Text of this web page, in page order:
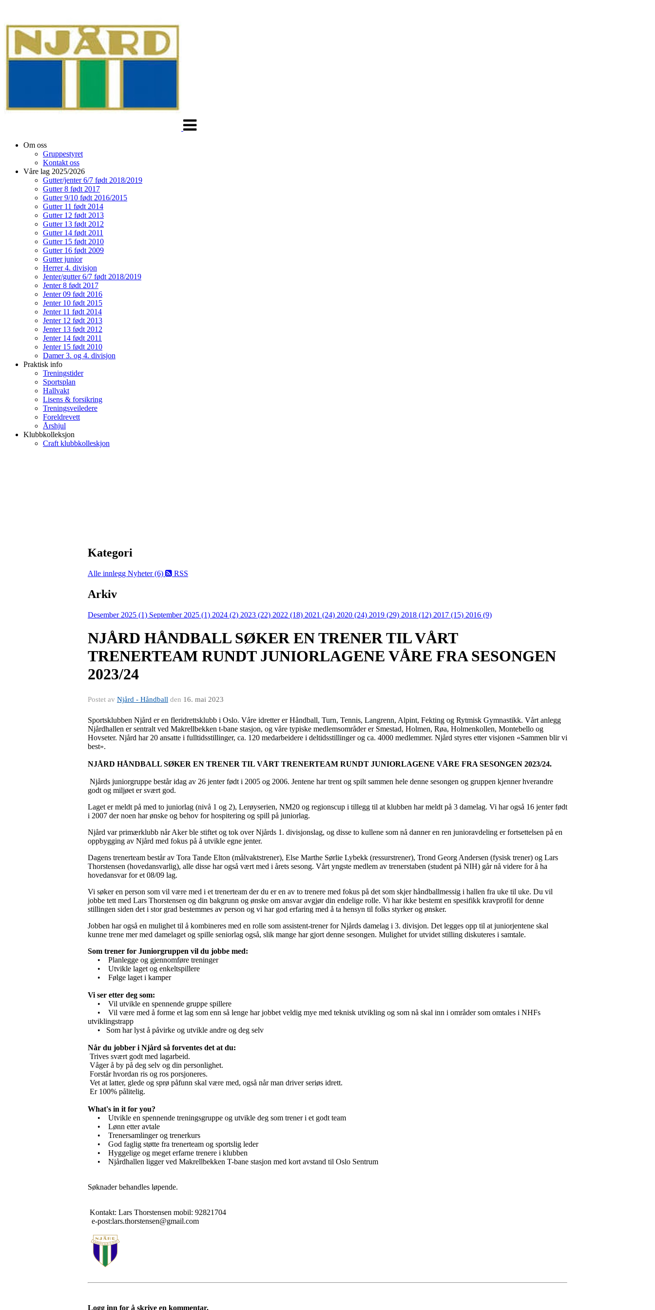
Om oss
Gruppestyret
Kontakt oss
Våre lag 2025/2026
Gutter/jenter 6/7 født 2018/2019
Gutter 8 født 2017
Gutter 9/10 født 2016/2015
Gutter 11 født 2014
Gutter 12 født 2013
Gutter 13 født 2012
Gutter 14 født 2011
Gutter 15 født 2010
Gutter 16 født 2009
Gutter junior
Herrer 4. divisjon
Jenter/gutter 6/7 født 2018/2019
Jenter 8 født 2017
Jenter 09 født 2016
Jenter 10 født 2015
Jenter 11 født 2014
Jenter 12 født 2013
Jenter 13 født 2012
Jenter 14 født 2011
Jenter 15 født 2010
Damer 3. og 4. divisjon
Praktisk info
Treningstider
Sportsplan
Hallvakt
Lisens & forsikring
Treningsveiledere
Foreldrevett
Årshjul
Klubbkolleksjon
Craft klubbkolleskjon
Kategori
Alle innlegg Nyheter (6) RSS
Arkiv
Desember 2025 (1) September 2025 (1) 2024 (2) 2023 (22) 2022 (18) 2021 (24) 2020 (24) 2019 (29) 2018 (12) 2017 (15) 2016 (9)
NJÅRD HÅNDBALL SØKER EN TRENER TIL VÅRT
TRENERTEAM RUNDT JUNIORLAGENE VÅRE FRA SESONGEN
2023/24
Postet av Njård - Håndball den 16. mai 2023
Sportsklubben Njård er en fleridrettsklubb i Oslo. Våre idretter er Håndball, Turn, Tennis, Langrenn, Alpint, Fekting og Rytmisk Gymnastikk. Vårt anlegg
Njårdhallen er sentralt ved Makrellbekken t-bane stasjon, og våre typiske medlemsområder er Smestad, Holmen, Røa, Holmenkollen, Montebello og
Hovseter. Njård har 20 ansatte i fulltidsstillinger, ca. 120 medarbeidere i deltidsstillinger og ca. 4000 medlemmer. Njård styres etter visjonen «Sammen blir vi
best».
NJÅRD HÅNDBALL SØKER EN TRENER TIL VÅRT TRENERTEAM RUNDT JUNIORLAGENE VÅRE FRA SESONGEN 2023/24.
Njårds juniorgruppe består idag av 26 jenter født i 2005 og 2006. Jentene har trent og spilt sammen hele denne sesongen og gruppen kjenner hverandre
godt og miljøet er svært god.
Laget er meldt på med to juniorlag (nivå 1 og 2), Lerøyserien, NM20 og regionscup i tillegg til at klubben har meldt på 3 damelag. Vi har også 16 jenter født
i 2007 der noen har ønske og behov for hospitering og spill på juniorlag.
Njård var primærklubb når Aker ble stiftet og tok over Njårds 1. divisjonslag, og disse to kullene som nå danner en ren junioravdeling er fortsettelsen på en
oppbygging av Njård med fokus på å utvikle egne jenter.
Dagens trenerteam består av Tora Tande Elton (målvaktstrener), Else Marthe Sørlie Lybekk (ressurstrener), Trond Georg Andersen (fysisk trener) og Lars
Thorstensen (hovedansvarlig), alle disse har også vært med i årets sesong. Vårt yngste medlem av trenerstaben (student på NIH) går nå videre for å ha
hovedansvar for et 08/09 lag.
Vi søker en person som vil være med i et trenerteam der du er en av to trenere med fokus på det som skjer håndballmessig i hallen fra uke til uke. Du vil
jobbe tett med Lars Thorstensen og din bakgrunn og ønske om ansvar avgjør din endelige rolle. Vi har ikke bestemt en spesifikk kravprofil for denne
stillingen siden det i stor grad bestemmes av person og vi har god erfaring med å ta hensyn til folks styrker og ønsker.
Jobben har også en mulighet til å kombineres med en rolle som assistent-trener for Njårds damelag i 3. divisjon. Det legges opp til at juniorjentene skal
kunne trene mer med damelaget og spille seniorlag også, slik mange har gjort denne sesongen. Mulighet for utvidet stilling diskuteres i samtale.
Som trener for Juniorgruppen vil du jobbe med:
• Planlegge og gjennomføre treninger
• Utvikle laget og enkeltspillere
• Følge laget i kamper
Vi ser etter deg som:
• Vil utvikle en spennende gruppe spillere
• Vil være med å forme et lag som enn så lenge har jobbet veldig mye med teknisk utvikling og som nå skal inn i områder som omtales i NHFs
utviklingstrapp
• Som har lyst å påvirke og utvikle andre og deg selv
Når du jobber i Njård så forventes det at du:
Trives svært godt med lagarbeid.
Våger å by på deg selv og din personlighet.
Forstår hvordan ris og ros porsjoneres.
Vet at latter, glede og sprø påfunn skal være med, også når man driver seriøs idrett.
Er 100% pålitelig.
What's in it for you?
• Utvikle en spennende treningsgruppe og utvikle deg som trener i et godt team
• Lønn etter avtale
• Trenersamlinger og trenerkurs
• God faglig støtte fra trenerteam og sportslig leder
• Hyggelige og meget erfarne trenere i klubben
• Njårdhallen ligger ved Makrellbekken T-bane stasjon med kort avstand til Oslo Sentrum
Søknader behandles løpende.
Kontakt: Lars Thorstensen mobil: 92821704
e-post:lars.thorstensen@gmail.com
Logg inn for å skrive en kommentar.